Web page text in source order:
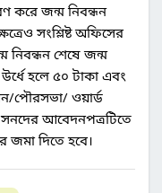
করে জন্ম নিবন্ধন
সংশ্লিষ্ট অফিসের
নিবন্ধন শেষে জন্ম
হলে ৫০ টাকা এবং
পৌরসভা/ ওয়ার্ড
আবেদনপত্রটিতে
দিতে হবে।